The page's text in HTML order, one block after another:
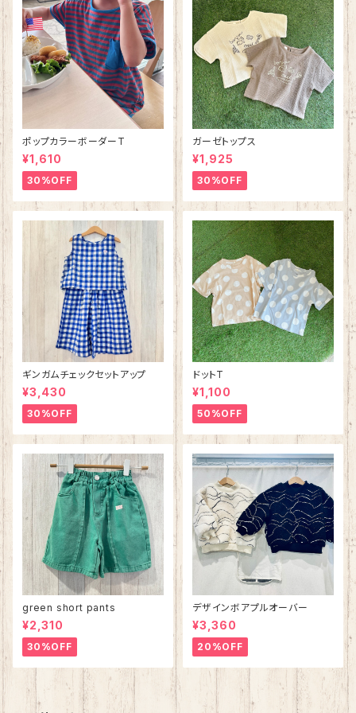
ポップカラーボーダーT
¥1,610
30%OFF
ガーゼトップス
¥1,925
30%OFF
ギンガムチェックセットアップ
¥3,430
30%OFF
ドットT
¥1,100
50%OFF
green short pants
¥2,310
30%OFF
デザインボアプルオーバー
¥3,360
20%OFF